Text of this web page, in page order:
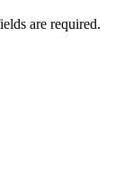
are required.